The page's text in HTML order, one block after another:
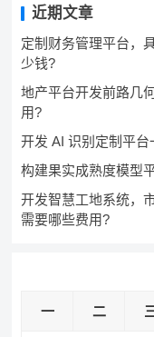
近期文章
定制财务管理平台，
少钱?
地产平台开发前路几
用?
开发 AI 识别定制平
构建果实成熟度模型
开发智慧工地系统，
需要哪些费用?
一 二